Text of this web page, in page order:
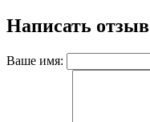
Написать отзыв
Ваше имя: